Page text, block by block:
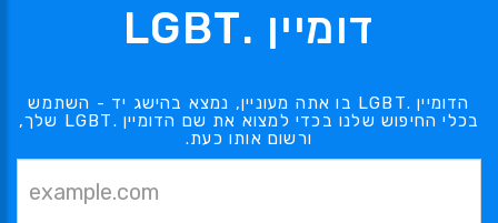
דומיין .LGBT
הדומיין .LGBT בו אתה מעוניין, נמצא בהישג יד - השתמש
בכלי החיפוש שלנו בכדי למצוא את שם הדומיין .LGBT שלך,
ורשום אותו כעת.